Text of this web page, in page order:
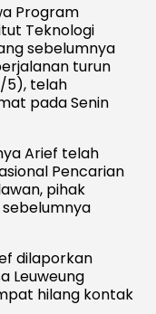
Program
Teknologi
sebelumnya
turun
5), telah
pada Senin
Arief telah
Pencarian
pihak
dilaporkan
Leuweung
hilang kontak